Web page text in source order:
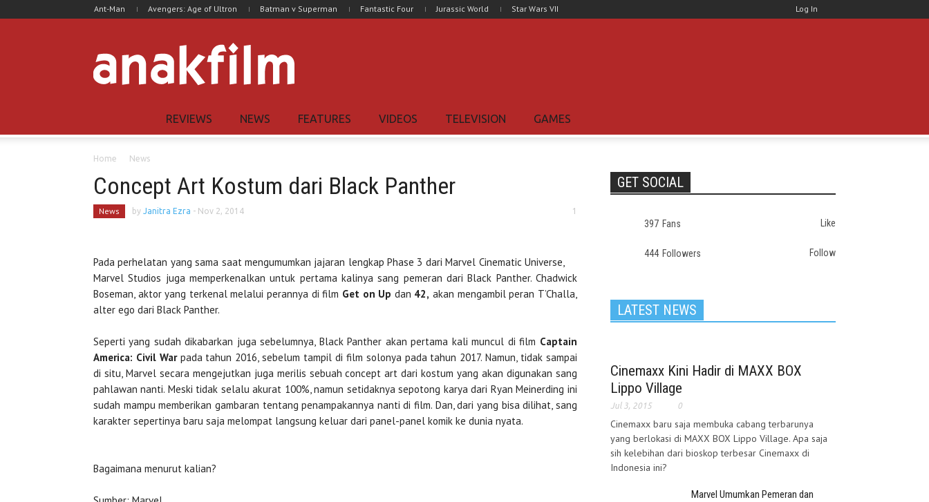
Ant-Man Avengers: Age of Ultron Batman v Superman Fantastic Four Jurassic World Star Wars VII Log In
REVIEWS NEWS FEATURES VIDEOS TELEVISION GAMES
Home News
Concept Art Kostum dari Black Panther
News by Janitra Ezra - Nov 2, 2014 1
Pada perhelatan yang sama saat mengumumkan jajaran lengkap Phase 3 dari Marvel Cinematic Universe,
Marvel Studios juga memperkenalkan untuk pertama kalinya sang pemeran dari Black Panther. Chadwick
Boseman, aktor yang terkenal melalui perannya di film Get on Up dan 42, akan mengambil peran T’Challa,
alter ego dari Black Panther.
Seperti yang sudah dikabarkan juga sebelumnya, Black Panther akan pertama kali muncul di film Captain
America: Civil Warpada tahun 2016, sebelum tampil di film solonya pada tahun 2017. Namun, tidak sampai
di situ, Marvel secara mengejutkan juga merilis sebuah concept art dari kostum yang akan digunakan sang
pahlawan nanti. Meski tidak selalu akurat 100%, namun setidaknya sepotong karya dari Ryan Meinerding ini
sudah mampu memberikan gambaran tentang penampakannya nanti di film. Dan, dari yang bisa dilihat, sang
karakter sepertinya baru saja melompat langsung keluar dari panel-panel komik ke dunia nyata.
Bagaimana menurut kalian?
GET SOCIAL
397 Fans Like
444 Followers Follow
LATEST NEWS
Cinemaxx Kini Hadir di MAXX BOX
Lippo Village
Jul 3, 2015 0
Cinemaxx baru saja membuka cabang terbarunya
yang berlokasi di MAXX BOX Lippo Village. Apa saja
sih kelebihan dari bioskop terbesar Cinemaxx di
Indonesia ini?
Marvel Umumkan Pemeran dan